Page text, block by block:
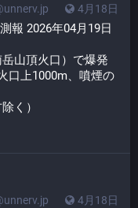
4月18日
報 2026年04月19日
山頂火口）で爆発
口上1000m、噴煙の
く）
4月18日